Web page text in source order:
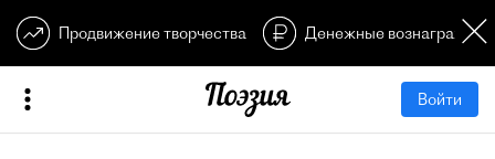
Продвижение творчества Денежные
Войти